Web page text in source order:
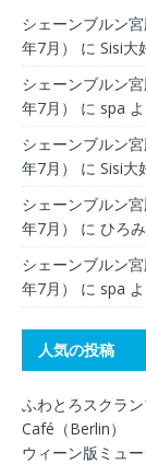
シェーンブルン
年7月）
に Sisi大
シェーンブルン
年7月）
に spa
シェーンブルン
年7月）
に Sisi大
シェーンブルン
年7月）
に ひろみ
シェーンブルン
年7月）
に spa
人気の投稿
ふわとろスクラ
Café（Berlin）
ウィーン版ミュ